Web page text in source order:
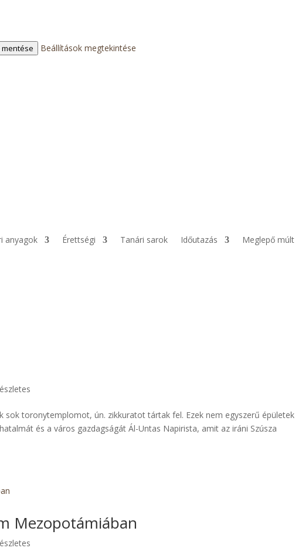
Beállítások megtekintése
anyagok Érettségi Tanári sarok Időutazás Meglepő múlt
toronytemplomot, ún. zikkuratot tártak fel. Ezek nem egyszerű épületek
és a város gazdagságát Ál-Untas Napirista, amit az iráni Szúsza
Mezopotámiában